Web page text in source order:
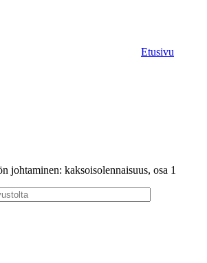
Etusivu
johtaminen: kaksoisolennaisuus, osa 1